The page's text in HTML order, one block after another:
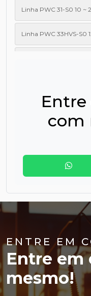
Linha PWC 31-S0 10 ~
Linha PWC 33HVS-S0
Linha PWC PT11 6 ~
Linha PWC PT11 RT 6
com
ENTRE EM
Entre em
mesmo!